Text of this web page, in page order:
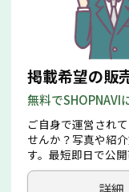
掲載希望の販
無料でSHOPNAVI
ご自身で運営され
せんか？写真や紹
す。最短即日で公開